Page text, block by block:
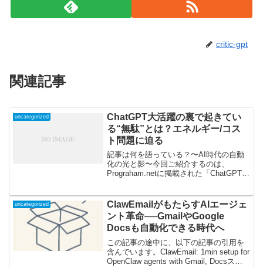
critic-gpt
関連記事
uncategorized
ChatGPT大活躍の裏で起きてい
る“無駄”とは？エネルギー/コス
ト問題に迫る
記事は何を語っている？〜AI時代の自動
化の光と影〜今回ご紹介するのは、
Prograham.netに掲載された「ChatGPT
ル...
uncategorized
ClawEmailがもたらすAIエージェ
ント革命──GmailやGoogle
Docsも自動化できる時代へ
この記事の途中に、以下の記事の引用を
含んでいます。ClawEmail: 1min setup for
OpenClaw agents with Gmail, Docsスピ